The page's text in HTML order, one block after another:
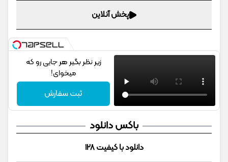
پخش آنلاین
زیر نظر بگیر هر جایی رو که
میخوای!
ثبت سفارش
باکس دانلود
دانلود با کیفیت 128